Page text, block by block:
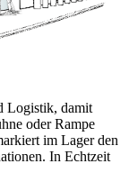
Logistik, damit
oder Rampe
im Lager den
In Echtzeit